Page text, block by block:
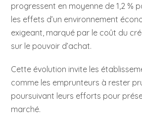
progressent en moyenne de 1,2 %
les effets d’un environnement
exigeant, marqué par le coût du
sur le pouvoir d’achat.
Cette évolution invite les
comme les emprunteurs à rester
poursuivant leurs efforts pour
marché.